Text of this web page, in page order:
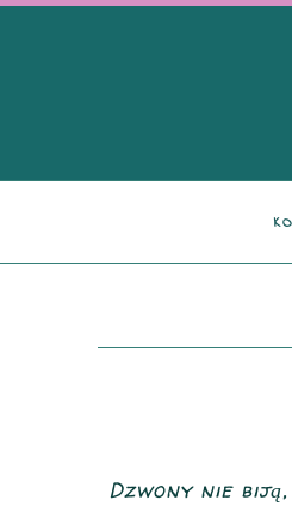
Dzwony nie